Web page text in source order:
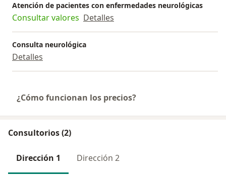
Atención de pacientes con enfermedades neurológicas
Consultar valores Detalles
Consulta neurológica
Detalles
¿Cómo funcionan los precios?
Consultorios (2)
Dirección 1 Dirección 2